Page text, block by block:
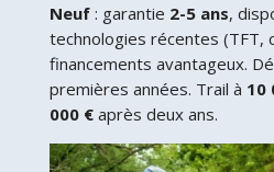
Neuf: garantie 2-5 ans,
technologies récentes (TFT,
financements avantageux.
premières années. Trail à 10
000 €après deux ans.